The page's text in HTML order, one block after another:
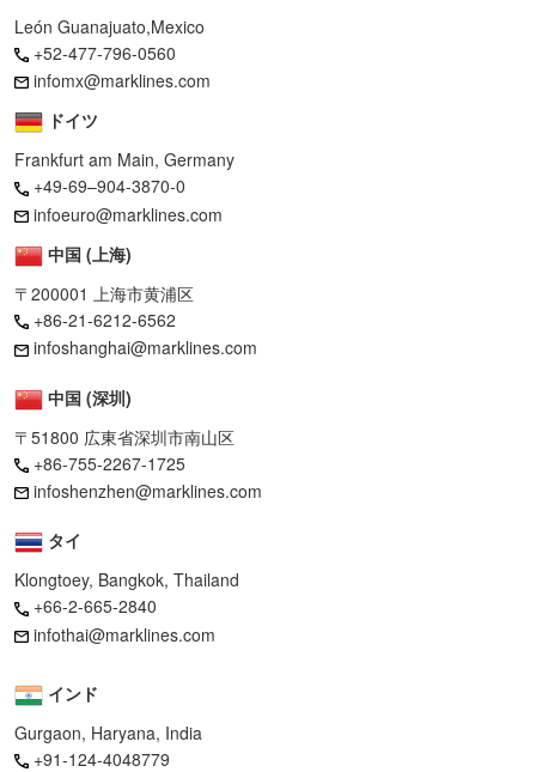
León Guanajuato,Mexico
+52-477-796-0560
infomx@marklines.com
ドイツ
Frankfurt am Main, Germany
+49-69–904-3870-0
infoeuro@marklines.com
中国 (上海)
〒200001 上海市黄浦区
+86-21-6212-6562
infoshanghai@marklines.com
中国 (深圳)
〒51800 広東省深圳市南山区
+86-755-2267-1725
infoshenzhen@marklines.com
タイ
Klongtoey, Bangkok, Thailand
+66-2-665-2840
infothai@marklines.com
インド
Gurgaon, Haryana, India
+91-124-4048779